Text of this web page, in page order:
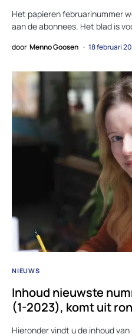
Het papieren februarinummer
aan de abonnees. Het blad is
door Menno Goosen 18 februari
NIEUWS
Inhoud nieuwste
(1-2023), komt uit
Hieronder vindt u de inhoud